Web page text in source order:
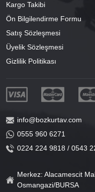
Kargo Takibi
Ön Bilgilendirme Formu
Satış Sözleşmesi
Üyelik Sözleşmesi
Gizlilik Politikası
info@bozkurtav.com
0555 960 6271
0224 224 9818 / 0543
Merkez: Alacamescit
Osmangazi/BURSA